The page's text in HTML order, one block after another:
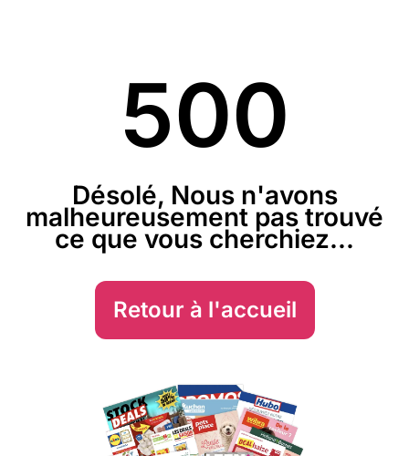
500
Désolé, Nous n'avons
malheureusement pas trouvé
ce que vous cherchiez...
Retour à l'accueil